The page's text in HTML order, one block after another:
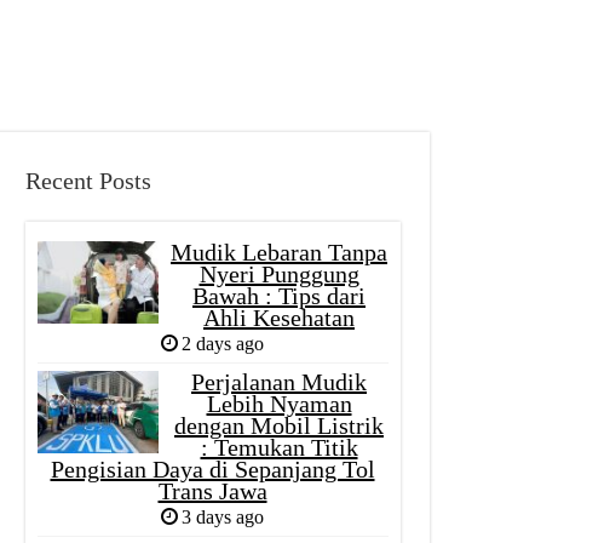
Recent Posts
Mudik Lebaran Tanpa
Nyeri Punggung
Bawah : Tips dari
Ahli Kesehatan
2 days ago
Perjalanan Mudik
Lebih Nyaman
dengan Mobil Listrik
: Temukan Titik
Pengisian Daya di Sepanjang Tol
Trans Jawa
3 days ago